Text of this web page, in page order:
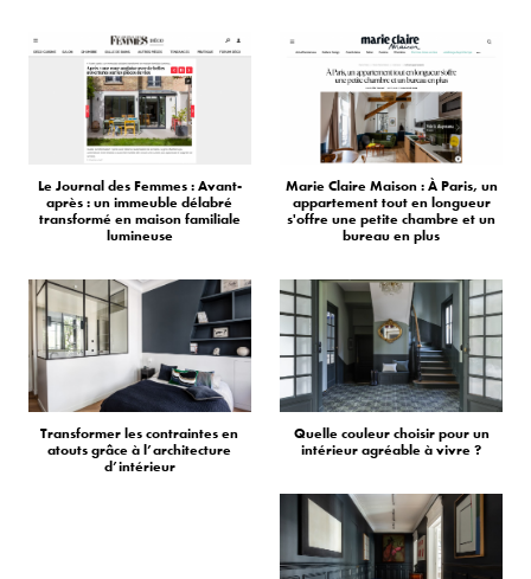
Le Journal des Femmes : Avant-
après : un immeuble délabré
transformé en maison familiale
lumineuse
Marie Claire Maison : À Paris, un
appartement tout en longueur
s'offre une petite chambre et un
bureau en plus
Transformer les contraintes en
atouts grâce à l’architecture
d’intérieur
Quelle couleur choisir pour un
intérieur agréable à vivre ?